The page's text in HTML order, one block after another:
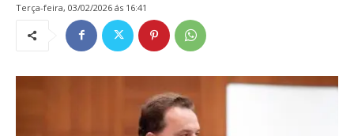
terça-feira, 03/02/2026 ás 16:41